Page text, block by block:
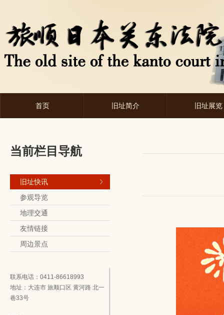
首页 旧址简介 旧址展览
当前栏目导航
旧址快讯
参观导览
地理交通
友情链接
周边景点
联系电话：0411-86618993
地址：大连市 旅顺口区 黄河路 北一
巷33号